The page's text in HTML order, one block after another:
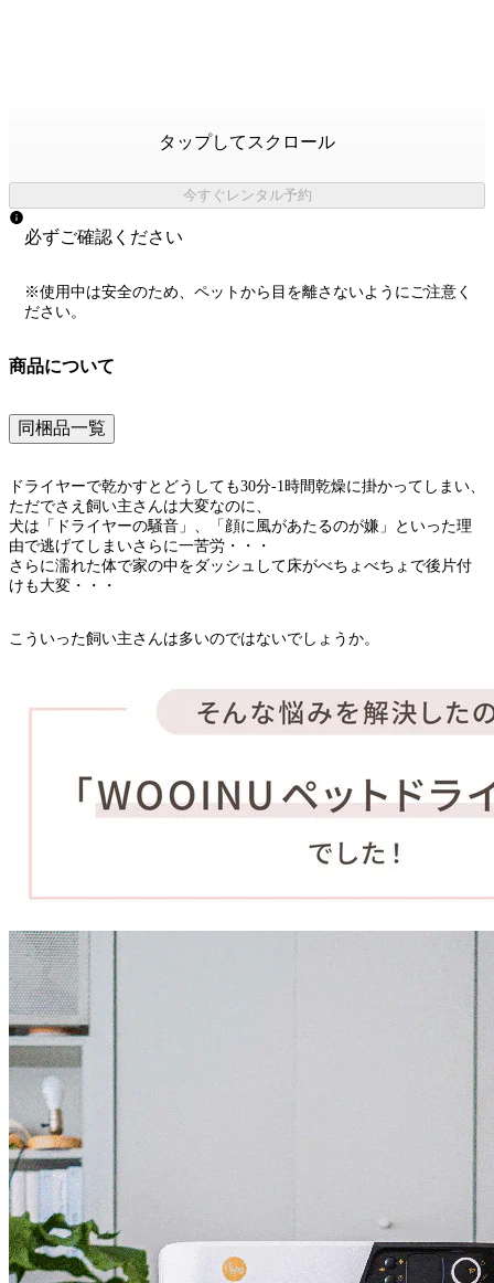
タップしてスクロール
今すぐレンタル予約
必ずご確認ください
※使用中は安全のため、ペットから目を離さないようにご注意く
ださい。
商品について
同梱品一覧
ドライヤーで乾かすとどうしても30分-1時間乾燥に掛かってしまい、
ただでさえ飼い主さんは大変なのに、
犬は「ドライヤーの騒音」、「顔に風があたるのが嫌」といった理
由で逃げてしまいさらに一苦労・・・
さらに濡れた体で家の中をダッシュして床がべちょべちょで後片付
けも大変・・・
こういった飼い主さんは多いのではないでしょうか。